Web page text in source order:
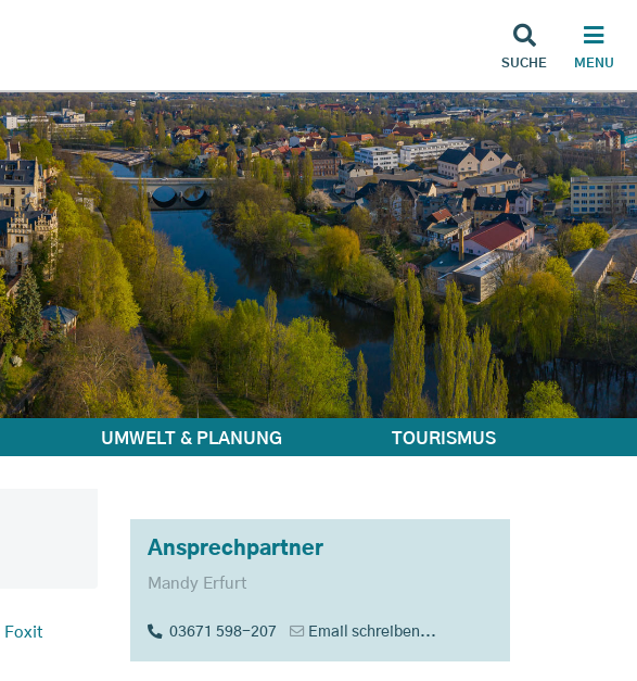
SUCHE MENU
UMWELT & PLANUNG TOURISMUS
Foxit
Ansprechpartner
Mandy Erfurt
03671 598-207 Email schreiben...